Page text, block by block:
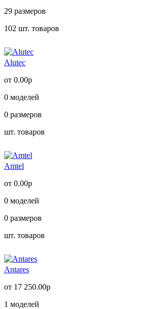
29 размеров
102 шт. товаров
Alutec
от 0.00р
0 моделей
0 размеров
шт. товаров
Amtel
от 0.00р
0 моделей
0 размеров
шт. товаров
Antares
от 17 250.00р
1 моделей